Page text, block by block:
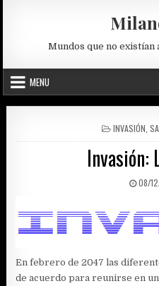
Mundos que no existían
MENU
POSTED
IN
INVASIÓN
Invasión:
08/
En febrero de 2047 las
de acuerdo para reunirse en